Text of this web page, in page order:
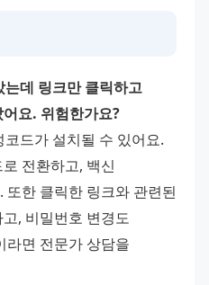
데 링크만 클릭하고
요. 위험한가요?
드가 설치될 수 있어요.
전환하고, 백신
한 클릭한 링크와 관련된
, 비밀번호 변경도
라면 전문가 상담을